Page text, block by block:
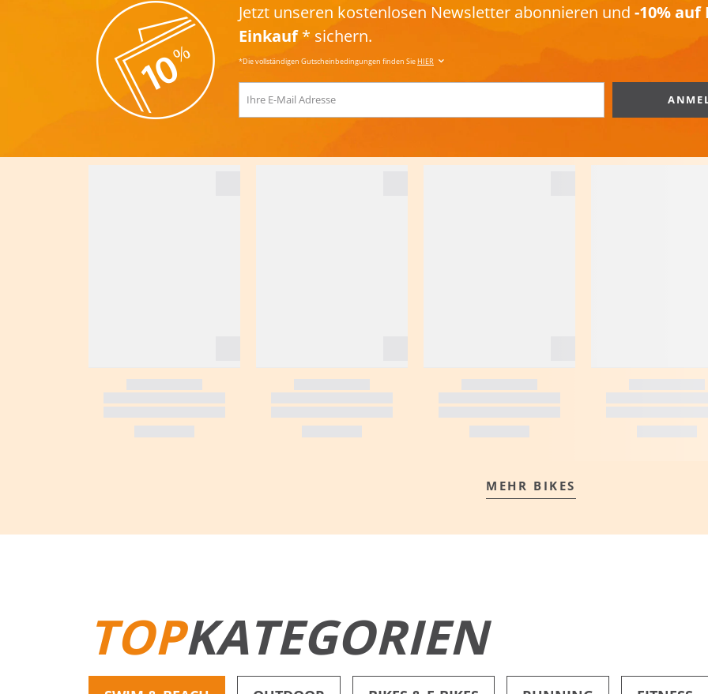
Jetzt unseren kostenlosen Newsletter abonnieren und -10%
Einkauf* sichern.
*Die vollständigen Gutscheinbedingungen finden SieHIER
MEHR BIKES
TOPKATEGORIEN